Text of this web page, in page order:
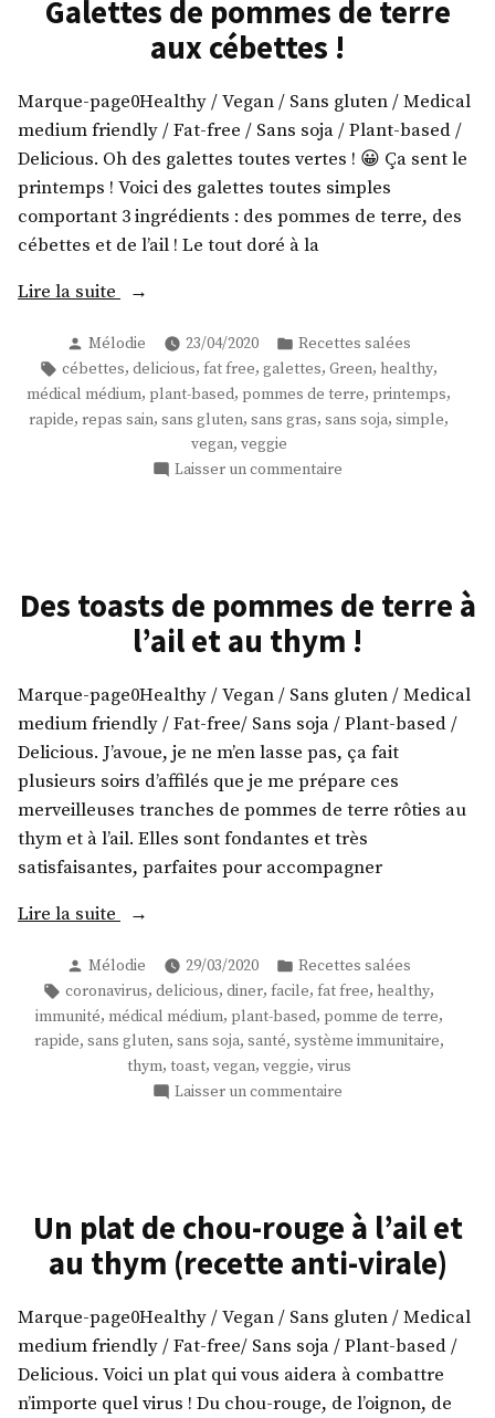
Galettes de pommes de terre
aux cébettes !
Marque-page0Healthy / Vegan / Sans gluten / Medical
medium friendly / Fat-free / Sans soja / Plant-based /
Delicious. Oh des galettes toutes vertes ! 😀 Ça sent le
printemps ! Voici des galettes toutes simples
comportant 3 ingrédients : des pommes de terre, des
cébettes et de l’ail ! Le tout doré à la
Lire la suite « Galettes
pommes
de
terre
cébettes
Publié
par
Mélodie 23/04/2020
Publié
dans
Recettes salées
Étiquettes :
cébettes, delicious, fat free, galettes, Green, healthy,
médical médium, plant-based, pommes de terre, printemps,
rapide, repas sain, sans gluten, sans gras, sans soja, simple,
vegan, veggie
Laisser un commentaire
terre
aux
cébettes
Des toasts de pommes de terre à
l’ail et au thym !
Marque-page0Healthy / Vegan / Sans gluten / Medical
medium friendly / Fat-free/ Sans soja / Plant-based /
Delicious. J’avoue, je ne m’en lasse pas, ça fait
plusieurs soirs d’affilés que je me prépare ces
merveilleuses tranches de pommes de terre rôties au
thym et à l’ail. Elles sont fondantes et très
satisfaisantes, parfaites pour accompagner
Lire la suite « Des
de
pommes
de
terre
! »
Publié
par
Mélodie 29/03/2020
Publié
dans
Recettes salées
Étiquettes :
coronavirus, delicious, diner, facile, fat free, healthy,
immunité, médical médium, plant-based, pomme de terre,
rapide, sans gluten, sans soja, santé, système immunitaire,
thym, toast, vegan, veggie, virus
Laisser un commentaire
de
terre
à
et
au
thym
!
Un plat de chou-rouge à l’ail et
au thym (recette anti-virale)
Marque-page0Healthy / Vegan / Sans gluten / Medical
medium friendly / Fat-free/ Sans soja / Plant-based /
Delicious. Voici un plat qui vous aidera à combattre
n’importe quel virus ! Du chou-rouge, de l’oignon, de